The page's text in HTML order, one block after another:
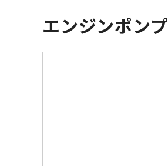
エンジンポンプ